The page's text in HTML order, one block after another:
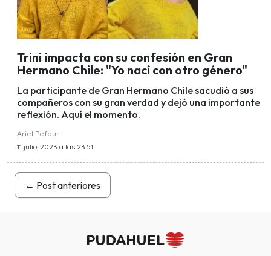
Trini impacta con su confesión en Gran
Hermano Chile: "Yo nací con otro género"
La participante de Gran Hermano Chile sacudió a sus
compañeros con su gran verdad y dejó una importante
reflexión. Aquí el momento.
Ariel Pefaur
11 julio, 2023 a las 23:51
← Post anteriores